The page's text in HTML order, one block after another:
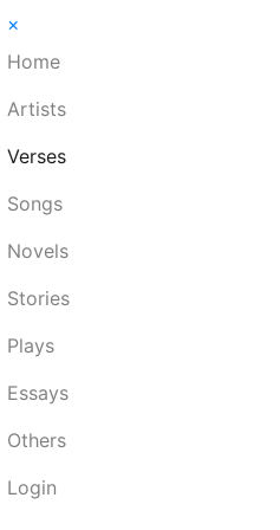
×
Home
Artists
Verses
Songs
Novels
Stories
Plays
Essays
Others
Login